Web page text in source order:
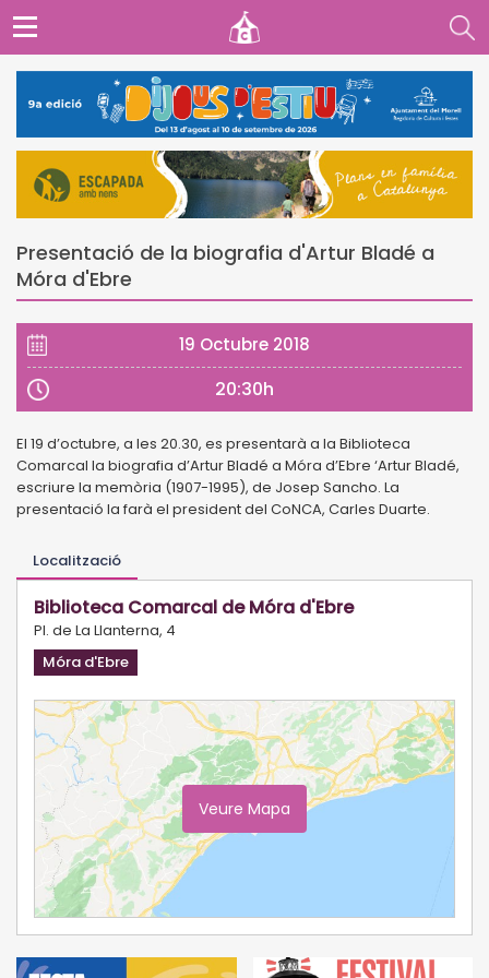
Presentació de la biografia d'Artur Bladé a
Móra d'Ebre
19 Octubre 2018
20:30h
El 19 d’octubre, a les 20.30, es presentarà a la Biblioteca
Comarcal la biografia d’Artur Bladé a Móra d’Ebre ‘Artur Bladé,
escriure la memòria (1907-1995), de Josep Sancho. La
presentació la farà el president del CoNCA, Carles Duarte.
Localització
Biblioteca Comarcal de Móra d'Ebre
Pl. de La Llanterna, 4
Móra d'Ebre
Veure Mapa